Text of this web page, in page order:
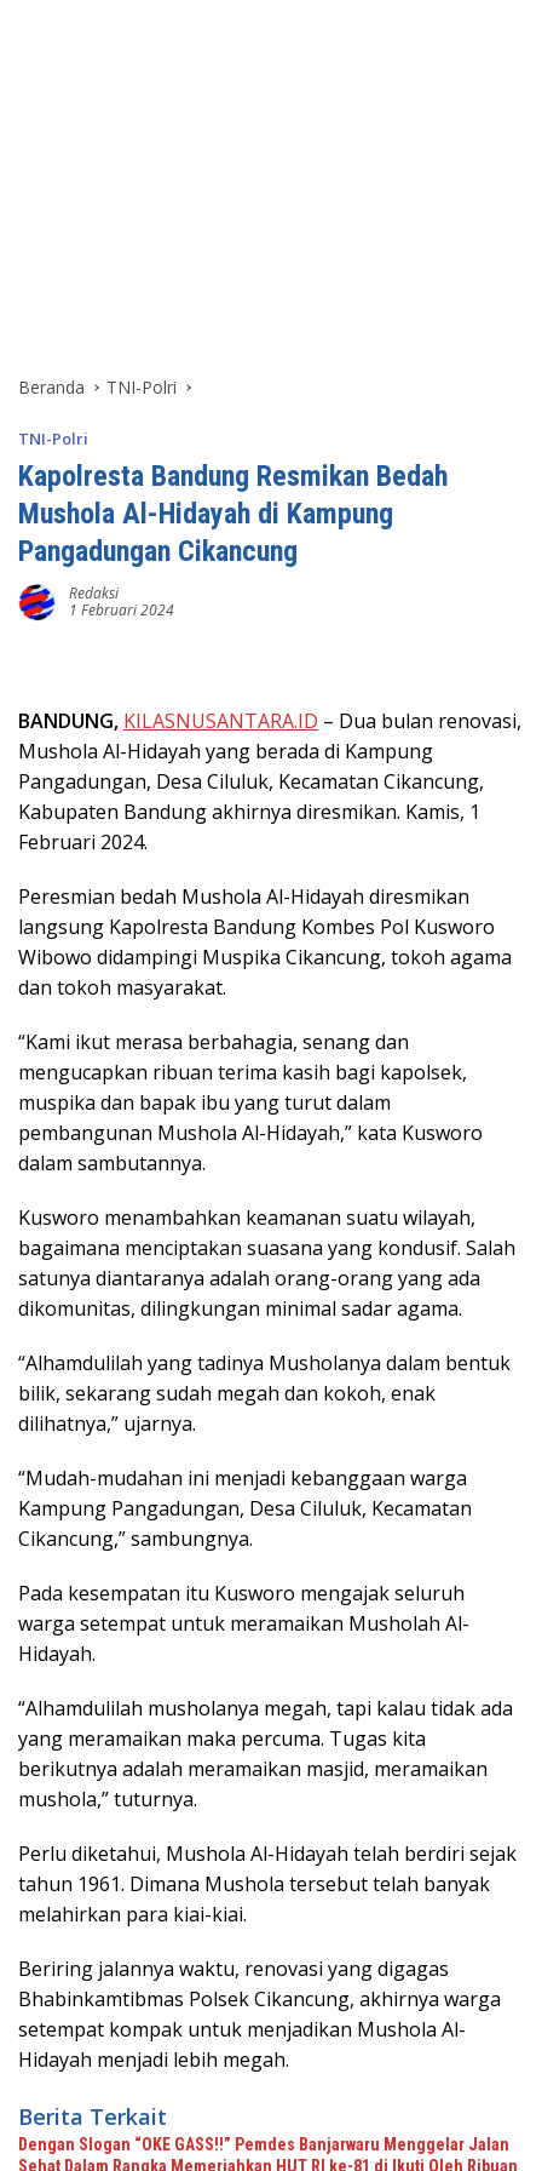
Beranda TNI-Polri
TNI-Polri
Kapolresta Bandung Resmikan Bedah
Mushola Al-Hidayah di Kampung
Pangadungan Cikancung
Redaksi
1 Februari 2024
BANDUNG, KILASNUSANTARA.ID – Dua bulan renovasi,
Mushola Al-Hidayah yang berada di Kampung
Pangadungan, Desa Ciluluk, Kecamatan Cikancung,
Kabupaten Bandung akhirnya diresmikan. Kamis, 1
Februari 2024.
Peresmian bedah Mushola Al-Hidayah diresmikan
langsung Kapolresta Bandung Kombes Pol Kusworo
Wibowo didampingi Muspika Cikancung, tokoh agama
dan tokoh masyarakat.
“Kami ikut merasa berbahagia, senang dan
mengucapkan ribuan terima kasih bagi kapolsek,
muspika dan bapak ibu yang turut dalam
pembangunan Mushola Al-Hidayah,” kata Kusworo
dalam sambutannya.
Kusworo menambahkan keamanan suatu wilayah,
bagaimana menciptakan suasana yang kondusif. Salah
satunya diantaranya adalah orang-orang yang ada
dikomunitas, dilingkungan minimal sadar agama.
“Alhamdulilah yang tadinya Musholanya dalam bentuk
bilik, sekarang sudah megah dan kokoh, enak
dilihatnya,” ujarnya.
“Mudah-mudahan ini menjadi kebanggaan warga
Kampung Pangadungan, Desa Ciluluk, Kecamatan
Cikancung,” sambungnya.
Pada kesempatan itu Kusworo mengajak seluruh
warga setempat untuk meramaikan Musholah Al-
Hidayah.
“Alhamdulilah musholanya megah, tapi kalau tidak ada
yang meramaikan maka percuma. Tugas kita
berikutnya adalah meramaikan masjid, meramaikan
mushola,” tuturnya.
Perlu diketahui, Mushola Al-Hidayah telah berdiri sejak
tahun 1961. Dimana Mushola tersebut telah banyak
melahirkan para kiai-kiai.
Beriring jalannya waktu, renovasi yang digagas
Bhabinkamtibmas Polsek Cikancung, akhirnya warga
setempat kompak untuk menjadikan Mushola Al-
Hidayah menjadi lebih megah.
Berita Terkait
Dengan Slogan “OKE GASS!!” Pemdes Banjarwaru Menggelar Jalan
Sehat Dalam Rangka Memeriahkan HUT RI ke-81 di Ikuti Oleh Ribuan